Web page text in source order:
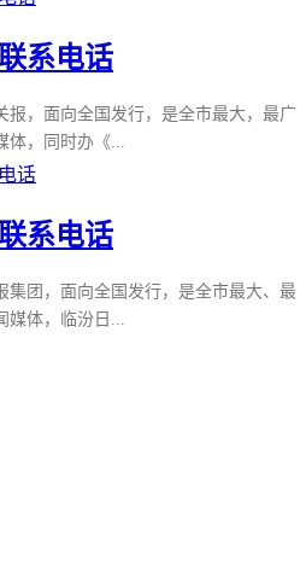
系电话
报，面向全国发行，是全市最大，最广
，同时办《...
系电话
集团，面向全国发行，是全市最大、最
体，临汾日...